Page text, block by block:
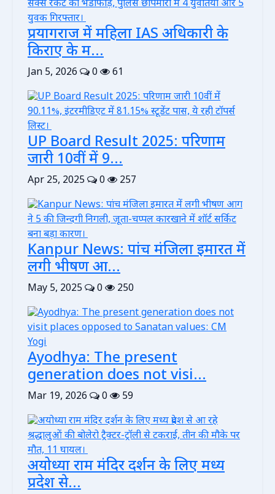
प्रयागराज में महिला IAS अधिकारी के
किराए के म...
Jan 5, 2026 0 61
UP Board Result 2025: परिणाम
जारी 10वीं में 9...
Apr 25, 2025 0 257
Kanpur News: पांच मंजिला इमारत में
लगी भीषण आ...
May 5, 2025 0 250
Ayodhya: The present
generation does not visi...
Mar 19, 2026 0 59
अयोध्या राम मंदिर दर्शन के लिए मध्य
प्रदेश से...